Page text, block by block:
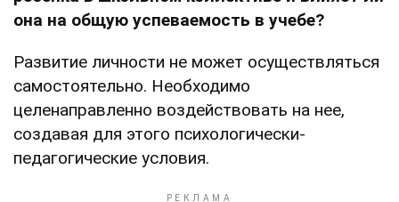
она на общую успеваемость в учебе?
Развитие личности не может осуществляться
самостоятельно. Необходимо
целенаправленно воздействовать на нее,
создавая для этого психологически-
педагогические условия.